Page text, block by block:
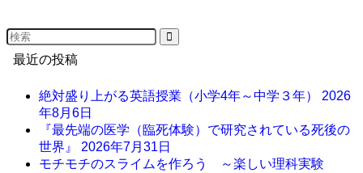
最近の投稿
絶対盛り上がる英語授業（小学4年～中学３年） 2026
年8月6日
『最先端の医学（臨死体験）で研究されている死後の
世界』 2026年7月31日
モチモチのスライムを作ろう ～楽しい理科実験